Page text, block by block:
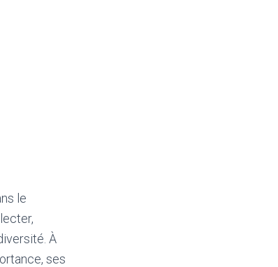
le
À
ses